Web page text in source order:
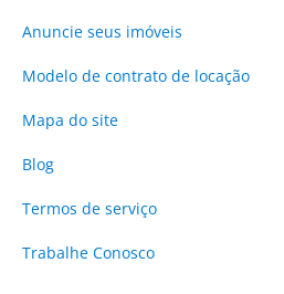
Anuncie seus imóveis
Modelo de contrato de locação
Mapa do site
Blog
Termos de serviço
Trabalhe Conosco